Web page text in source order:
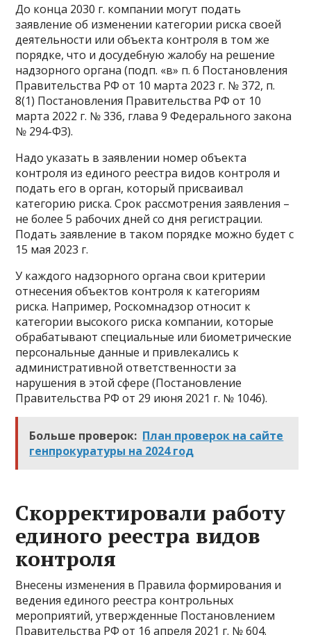
До конца 2030 г. компании могут подать
заявление об изменении категории риска своей
деятельности или объекта контроля в том же
порядке, что и досудебную жалобу на решение
надзорного органа (подп. «в» п. 6 Постановления
Правительства РФ от 10 марта 2023 г. № 372, п.
8(1) Постановления Правительства РФ от 10
марта 2022 г. № 336, глава 9 Федерального закона
№ 294-ФЗ).
Надо указать в заявлении номер объекта
контроля из единого реестра видов контроля и
подать его в орган, который присваивал
категорию риска. Срок рассмотрения заявления –
не более 5 рабочих дней со дня регистрации.
Подать заявление в таком порядке можно будет с
15 мая 2023 г.
У каждого надзорного органа свои критерии
отнесения объектов контроля к категориям
риска. Например, Роскомнадзор относит к
категории высокого риска компании, которые
обрабатывают специальные или биометрические
персональные данные и привлекались к
административной ответственности за
нарушения в этой сфере (Постановление
Правительства РФ от 29 июня 2021 г. № 1046).
Больше проверок: План проверок на сайте
генпрокуратуры на 2024 год
Скорректировали работу
единого реестра видов
контроля
Внесены изменения в Правила формирования и
ведения единого реестра контрольных
мероприятий, утвержденные Постановлением
Правительства РФ от 16 апреля 2021 г. № 604.